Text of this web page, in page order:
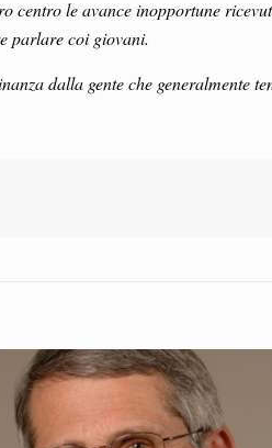
centro le avance inopportune
parlare coi giovani.
dalla gente che generalmente